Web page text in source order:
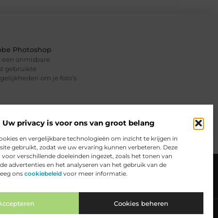
Uw privacy is voor ons van groot belang
en vergelijkbare technologieën om inzicht te krijgen in
gebruikt, zodat we uw ervaring kunnen verbeteren. Deze
verschillende doeleinden ingezet, zoals het tonen van
advertenties en het analyseren van het gebruik van de
onscookiebeleid voor meer informatie.
Cookies beheren
Photoshop
een onmisbare
gebruikte
om je foto’s
Website index Cookiebeleid (EU)
Online Inkomsten Kunt Genereren